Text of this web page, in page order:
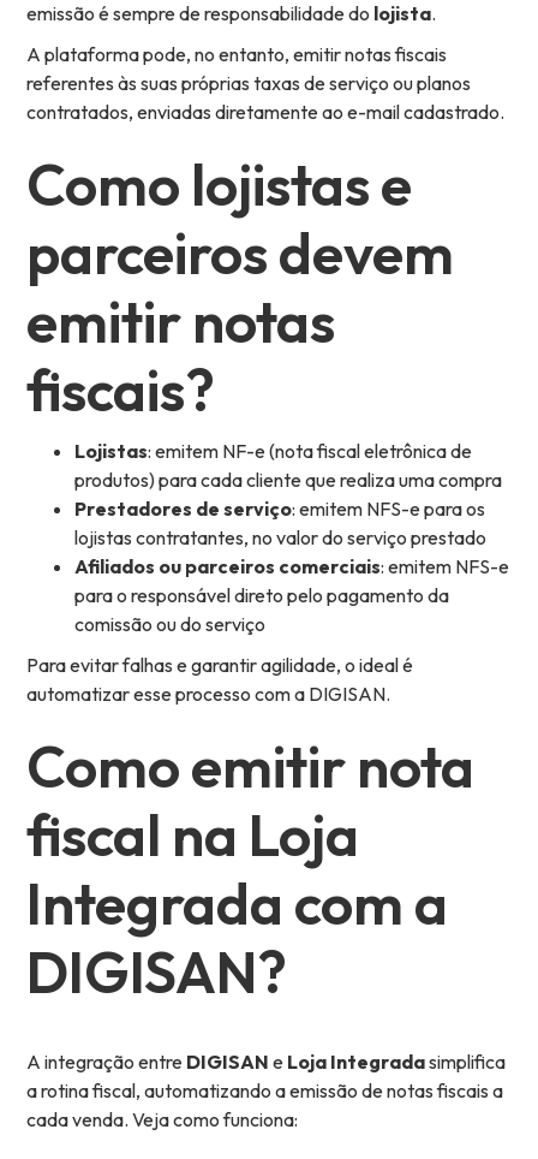
emissão é sempre de responsabilidade do lojista.
A plataforma pode, no entanto, emitir notas fiscais
referentes às suas próprias taxas de serviço ou planos
contratados, enviadas diretamente ao e-mail cadastrado.
Como lojistas e
parceiros devem
emitir notas
fiscais?
Lojistas: emitem NF-e (nota fiscal eletrônica de
produtos) para cada cliente que realiza uma compra
Prestadores de serviço: emitem NFS-e para os
lojistas contratantes, no valor do serviço prestado
Afiliados ou parceiros comerciais: emitem NFS-e
para o responsável direto pelo pagamento da
comissão ou do serviço
Para evitar falhas e garantir agilidade, o ideal é
automatizar esse processo com a DIGISAN.
Como emitir nota
fiscal na Loja
Integrada com a
DIGISAN?
A integração entre DIGISAN e Loja Integradasimplifica
a rotina fiscal, automatizando a emissão de notas fiscais a
cada venda. Veja como funciona: